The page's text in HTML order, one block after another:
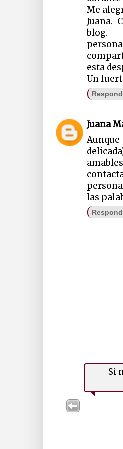
Me
Juana.
blog.
esta
Un
Juana
las
Si